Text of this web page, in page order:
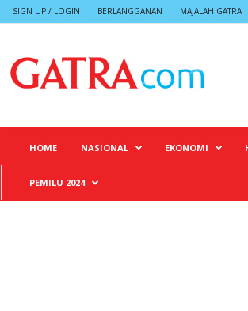
SIGN UP / LOGIN BERLANGGANAN MAJALAH GATRA
HOME NASIONAL EKONOMI
PEMILU 2024